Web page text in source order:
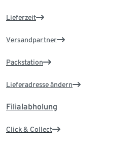
Lieferzeit
Versandpartner
Packstation
Lieferadresse ändern
Filialabholung
Click & Collect